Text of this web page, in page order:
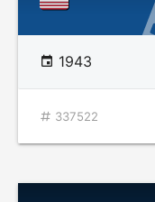
1943
337522